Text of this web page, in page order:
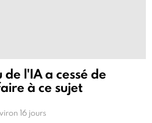
l'IA a cessé de
à ce sujet
16 jours